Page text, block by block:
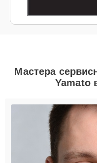
Мастера
Yamato